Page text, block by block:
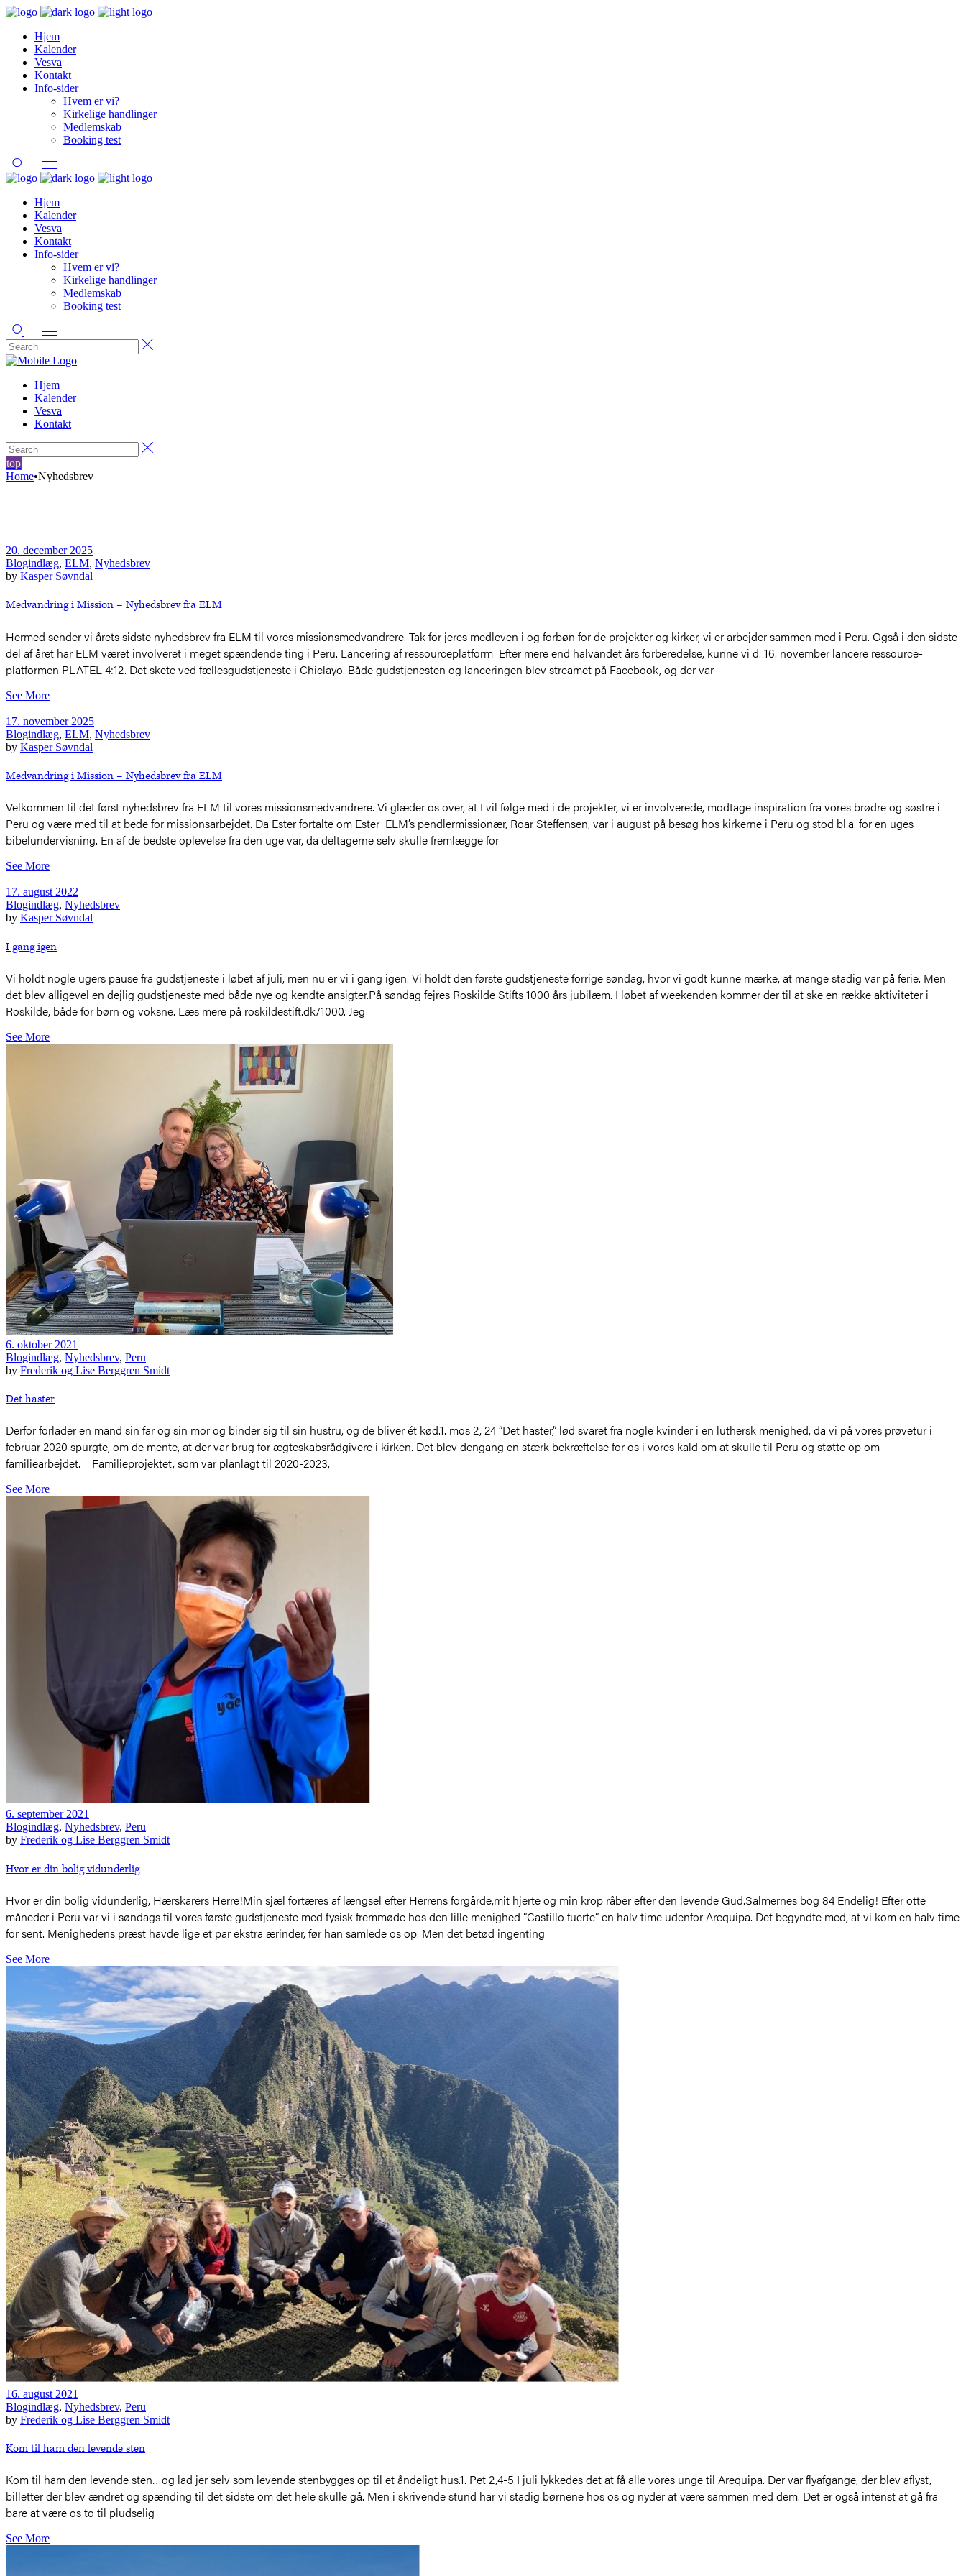
Hjem
Kalender
Vesva
Kontakt
Info-sider
Hvem er vi?
Kirkelige handlinger
Medlemskab
Booking test
Hjem
Kalender
Vesva
Kontakt
Info-sider
Hvem er vi?
Kirkelige handlinger
Medlemskab
Booking test
Hjem
Kalender
Vesva
Kontakt
top
Home•Nyhedsbrev
20. december 2025
Blogindlæg, ELM, Nyhedsbrev
by Kasper Søvndal
Medvandring i Mission – Nyhedsbrev fra ELM
Hermed sender vi årets sidste nyhedsbrev fra ELM til vores missionsmedvandrere. Tak for jeres medleven i og forbøn for de projekter og kirker, vi er arbejder sammen med i Peru. Også i den sidste
del af året har ELM været involveret i meget spændende ting i Peru. Lancering af ressourceplatform Efter mere end halvandet års forberedelse, kunne vi d. 16. november lancere ressource-
platformen PLATEL 4:12. Det skete ved fællesgudstjeneste i Chiclayo. Både gudstjenesten og lanceringen blev streamet på Facebook, og der var
See More
17. november 2025
Blogindlæg, ELM, Nyhedsbrev
by Kasper Søvndal
Medvandring i Mission – Nyhedsbrev fra ELM
Velkommen til det først nyhedsbrev fra ELM til vores missionsmedvandrere. Vi glæder os over, at I vil følge med i de projekter, vi er involverede, modtage inspiration fra vores brødre og søstre i
Peru og være med til at bede for missionsarbejdet. Da Ester fortalte om Ester ELM’s pendlermissionær, Roar Steffensen, var i august på besøg hos kirkerne i Peru og stod bl.a. for en uges
bibelundervisning. En af de bedste oplevelse fra den uge var, da deltagerne selv skulle fremlægge for
See More
17. august 2022
Blogindlæg, Nyhedsbrev
by Kasper Søvndal
I gang igen
Vi holdt nogle ugers pause fra gudstjeneste i løbet af juli, men nu er vi i gang igen. Vi holdt den første gudstjeneste forrige søndag, hvor vi godt kunne mærke, at mange stadig var på ferie. Men
det blev alligevel en dejlig gudstjeneste med både nye og kendte ansigter.På søndag fejres Roskilde Stifts 1000 års jubilæm. I løbet af weekenden kommer der til at ske en række aktiviteter i
Roskilde, både for børn og voksne. Læs mere på roskildestift.dk/1000. Jeg
See More
6. oktober 2021
Blogindlæg, Nyhedsbrev, Peru
by Frederik og Lise Berggren Smidt
Det haster
Derfor forlader en mand sin far og sin mor og binder sig til sin hustru, og de bliver ét kød.1. mos 2, 24 ”Det haster,” lød svaret fra nogle kvinder i en luthersk menighed, da vi på vores prøvetur i
februar 2020 spurgte, om de mente, at der var brug for ægteskabsrådgivere i kirken. Det blev dengang en stærk bekræftelse for os i vores kald om at skulle til Peru og støtte op om
familiearbejdet. Familieprojektet, som var planlagt til 2020-2023,
See More
6. september 2021
Blogindlæg, Nyhedsbrev, Peru
by Frederik og Lise Berggren Smidt
Hvor er din bolig vidunderlig
Hvor er din bolig vidunderlig, Hærskarers Herre!Min sjæl fortæres af længsel efter Herrens forgårde,mit hjerte og min krop råber efter den levende Gud.Salmernes bog 84 Endelig! Efter otte
måneder i Peru var vi i søndags til vores første gudstjeneste med fysisk fremmøde hos den lille menighed ”Castillo fuerte” en halv time udenfor Arequipa. Det begyndte med, at vi kom en halv time
for sent. Menighedens præst havde lige et par ekstra ærinder, før han samlede os op. Men det betød ingenting
See More
16. august 2021
Blogindlæg, Nyhedsbrev, Peru
by Frederik og Lise Berggren Smidt
Kom til ham den levende sten
Kom til ham den levende sten…og lad jer selv som levende stenbygges op til et åndeligt hus.1. Pet 2,4-5 I juli lykkedes det at få alle vores unge til Arequipa. Der var flyafgange, der blev aflyst,
billetter der blev ændret og spænding til det sidste om det hele skulle gå. Men i skrivende stund har vi stadig børnene hos os og nyder at være sammen med dem. Det er også intenst at gå fra
bare at være os to til pludselig
See More